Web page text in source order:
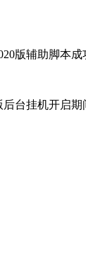
版辅助脚本
后台挂机开启